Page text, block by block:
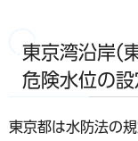
東京湾沿岸(
危険水位の
東京都は水防法の